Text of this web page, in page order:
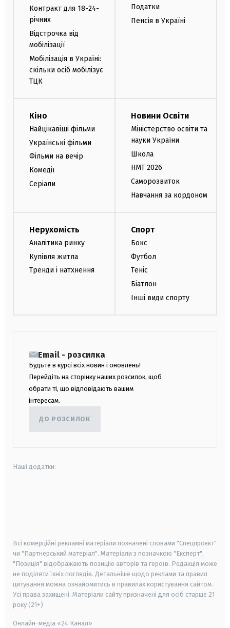
Контракт для 18-24-
річних
Відстрочка від
мобілізації
Мобілізація в Україні:
скільки осіб мобілізує
ТЦК
Податки
Пенсія в Україні
Кіно
Найцікавіші фільми
Українські фільми
Фільми на вечір
Комедії
Серіали
Новини Освіти
Міністерство освіти та
науки України
Школа
НМТ 2026
Саморозвиток
Навчання за кордоном
Нерухомість
Аналітика ринку
Купівля житла
Тренди і натхнення
Спорт
Бокс
Футбол
Теніс
Біатлон
Інші види спорту
Email - розсилка
Будьте в курсі всіх новин і оновлень!
Перейдіть на сторінку наших розсилок, щоб
обрати ті, що відповідають вашим
інтересам.
ДО РОЗСИЛОК
Наші додатки:
Всі комерційні рекламні матеріали позначені словами "Спецпроєкт"
чи "Партнерський матеріал". Матеріали з позначкою "Експерт",
"Позиція" відображають позицію авторів та героїв. Редакція може
не поділяти їхніх поглядів. Детальніше щодо реклами та правил
цитування можна ознайомитись в правилах користування сайтом.
Усі права захищені. Матеріали сайту призначені для осіб старше 21
року (21+)
Онлайн-медіа «24 Канал»